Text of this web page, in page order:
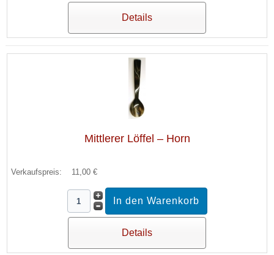
Details
Mittlerer Löffel – Horn
Verkaufspreis: 11,00 €
Details